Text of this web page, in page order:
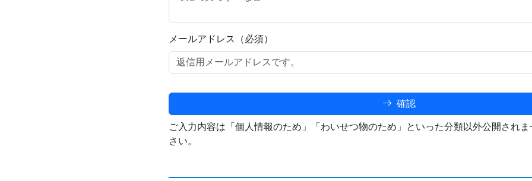
メールアドレス（必須）
確認
ご入力内容は「個人情報のため」「わいせつ物のため」といった分類以外公開され
さい。